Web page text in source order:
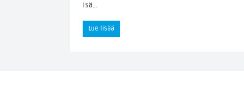
isä…
Lue lisää